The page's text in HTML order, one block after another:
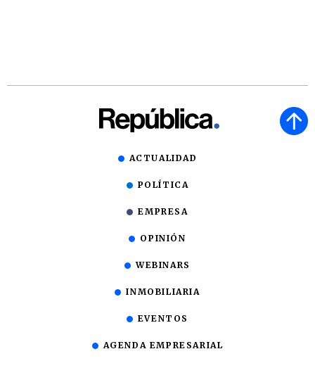
ACTUALIDAD
POLÍTICA
EMPRESA
OPINIÓN
WEBINARS
INMOBILIARIA
EVENTOS
AGENDA EMPRESARIAL